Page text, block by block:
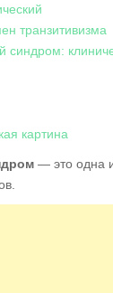
транзитивизма
синдром:
картина
— это одна